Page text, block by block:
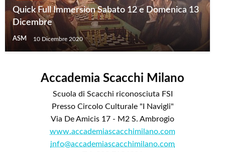
Quick Full Immersion Sabato 12 e Domenica 13
Dicembre
ASM 10 Dicembre 2020
Accademia Scacchi Milano
Scuola di Scacchi riconosciuta FSI
Presso Circolo Culturale "I Navigli"
Via De Amicis 17 - M2 S. Ambrogio
www.accademiascacchimilano.com
info@accademiascacchimilano.com